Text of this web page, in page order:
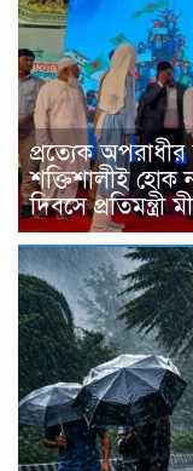
প্রত্যেক
শক্তিশালীই হোক
দিবসে প্রতিমন্ত্রী